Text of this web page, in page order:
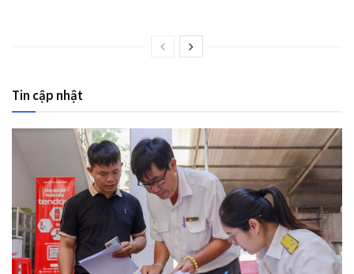
Tin cập nhật